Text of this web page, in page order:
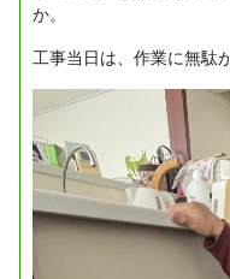
か。
工事当日は、作業に無駄